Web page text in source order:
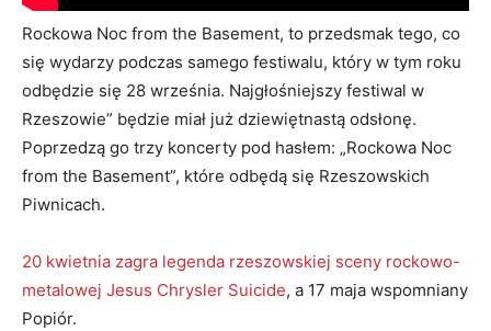
Rockowa Noc from the Basement, to przedsmak tego, co
się wydarzy podczas samego festiwalu, który w tym roku
odbędzie się 28 września. Najgłośniejszy festiwal w
Rzeszowie” będzie miał już dziewiętnastą odsłonę.
Poprzedzą go trzy koncerty pod hasłem: „Rockowa Noc
from the Basement”, które odbędą się Rzeszowskich
Piwnicach.
20 kwietnia zagra legenda rzeszowskiej sceny rockowo-
metalowej Jesus Chrysler Suicide, a 17 maja wspomniany
Popiór.